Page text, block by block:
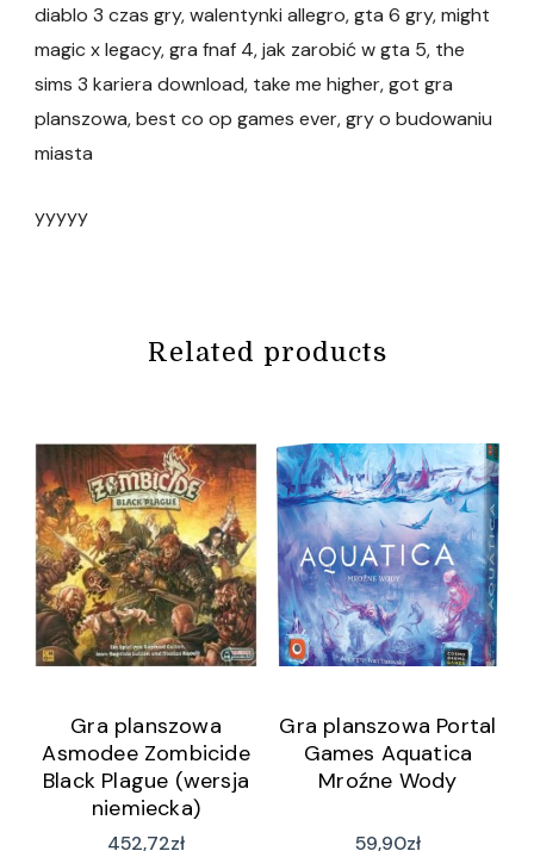
diablo 3 czas gry, walentynki allegro, gta 6 gry, might
magic x legacy, gra fnaf 4, jak zarobić w gta 5, the
sims 3 kariera download, take me higher, got gra
planszowa, best co op games ever, gry o budowaniu
miasta
yyyyy
Related products
Gra planszowa
Asmodee Zombicide
Black Plague (wersja
niemiecka)
452,72zł
Gra planszowa Portal
Games Aquatica
Mroźne Wody
59,90zł